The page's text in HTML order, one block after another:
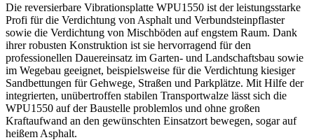
Die reversierbare Vibrationsplatte WPU1550 ist der leistungsstarke
Profi für die Verdichtung von Asphalt und Verbundsteinpflaster
sowie die Verdichtung von Mischböden auf engstem Raum. Dank
ihrer robusten Konstruktion ist sie hervorragend für den
professionellen Dauereinsatz im Garten- und Landschaftsbau sowie
im Wegebau geeignet, beispielsweise für die Verdichtung kiesiger
Sandbettungen für Gehwege, Straßen und Parkplätze. Mit Hilfe der
integrierten, unübertroffen stabilen Transportwalze lässt sich die
WPU1550 auf der Baustelle problemlos und ohne großen
Kraftaufwand an den gewünschten Einsatzort bewegen, sogar auf
heißem Asphalt.